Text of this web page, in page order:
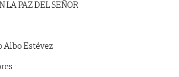
LA PAZ DEL SEÑOR
Albo Estévez